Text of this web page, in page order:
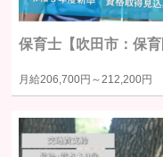
はありません。
本サービスの利用に伴う
ユーザーの承諾・申込み
保育士【吹田市：保
月給206,700円～ 212,200円